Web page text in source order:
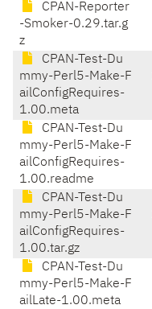
CPAN-Reporter
-Smoker-0.29.tar.g
z
CPAN-Test-Du
mmy-Perl5-Make-F
ailConfigRequires-
1.00.meta
CPAN-Test-Du
mmy-Perl5-Make-F
ailConfigRequires-
1.00.readme
CPAN-Test-Du
mmy-Perl5-Make-F
ailConfigRequires-
1.00.tar.gz
CPAN-Test-Du
mmy-Perl5-Make-F
ailLate-1.00.meta